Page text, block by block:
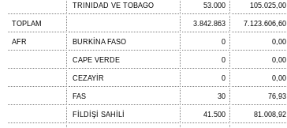
TRINIDAD VE TOBAGO 53.000 105.025,00
TOPLAM 3.842.863 7.123.606,60
AFR BURKİNA FASO 0 0,00
CAPE VERDE 0 0,00
CEZAYİR 0 0,00
FAS 30 76,93
FİLDİŞİ SAHİLİ 41.500 81.008,92